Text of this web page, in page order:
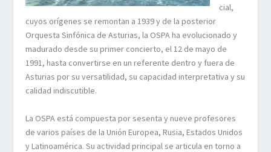
cial,
cuyos orígenes se remontan a 1939 y de la posterior
Orquesta Sinfónica de Asturias, la OSPA ha evolucionado y
madurado desde su primer concierto, el 12 de mayo de
1991, hasta convertirse en un referente dentro y fuera de
Asturias por su versatilidad, su capacidad interpretativa y su
calidad indiscutible.
La OSPA está compuesta por sesenta y nueve profesores
de varios países de la Unión Europea, Rusia, Estados Unidos
y Latinoamérica. Su actividad principal se articula en torno a